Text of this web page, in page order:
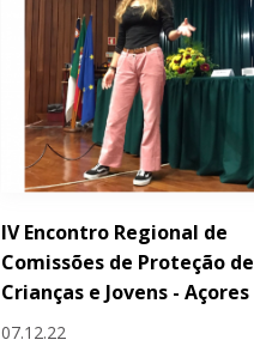
IV Encontro Regional de
Comissões de Proteção de
Crianças e Jovens - Açores
07.12.22